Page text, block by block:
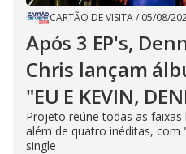
CARTÃO DE VISITA/ 05/08/
Após 3 EP's,
Chris lançam
"EU E KEVIN,
Projeto reúne todas as
além de quatro inéditas, com
single